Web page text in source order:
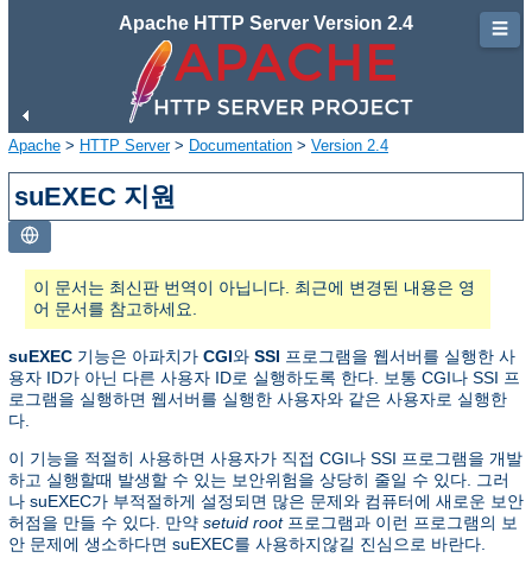
Apache HTTP Server Version 2.4
Apache > HTTP Server> Documentation > Version 2.4
suEXEC 지원
이 문서는 최신판 번역이 아닙니다. 최근에 변경된 내용은 영
어 문서를 참고하세요.
suEXEC 기능은 아파치가 CGI와 SSI 프로그램을 웹서버를 실행한 사
용자 ID가 아닌 다른 사용자 ID로 실행하도록 한다. 보통 CGI나 SSI 프
로그램을 실행하면 웹서버를 실행한 사용자와 같은 사용자로 실행한
다.
이 기능을 적절히 사용하면 사용자가 직접 CGI나 SSI 프로그램을 개발
하고 실행할때 발생할 수 있는 보안위험을 상당히 줄일 수 있다. 그러
나 suEXEC가 부적절하게 설정되면 많은 문제와 컴퓨터에 새로운 보안
허점을 만들 수 있다. 만약 setuid root프로그램과 이런 프로그램의 보
안 문제에 생소하다면 suEXEC를 사용하지않길 진심으로 바란다.
☰